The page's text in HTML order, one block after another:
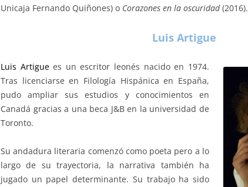
Unicaja Fernando Quiñones) o Corazones en la oscuridad(2016).
Luis Artigue
Luis Artiguees un escritor leonés nacido en 1974.
Tras licenciarse en Filología Hispánica en España,
pudo ampliar sus estudios y conocimientos en
Canadá gracias a una beca J&B en la universidad de
Toronto.
Su andadura literaria comenzó como poeta pero a lo
largo de su trayectoria, la narrativa también ha
jugado un papel determinante. Su trabajo ha sido